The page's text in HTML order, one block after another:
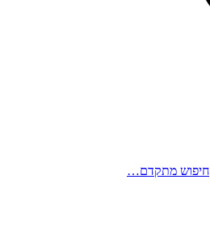
חיפוש מתקדם…